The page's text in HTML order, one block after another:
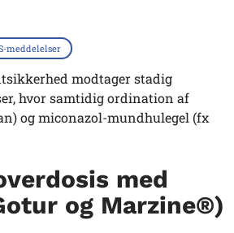
meddelelser
modtager stadig
hvor samtidig ordination af
og miconazol-mundhulegel (fx
med
og Marzine®)